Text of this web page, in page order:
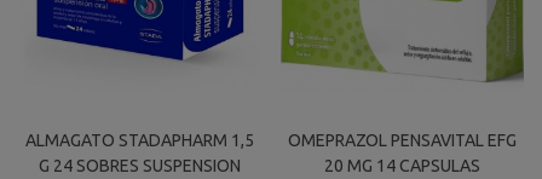
ALMAGATO STADAPHARM 1,5
G 24 SOBRES SUSPENSION
OMEPRAZOL PENSAVITAL EFG
20 MG 14 CAPSULAS